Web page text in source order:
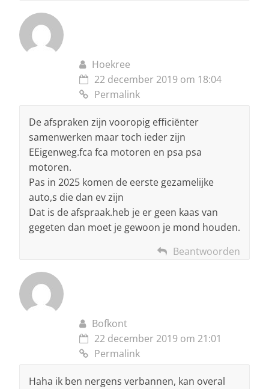
Hoekree
22 december 2019 om 18:04
Permalink
De afspraken zijn vooropig efficiënter
samenwerken maar toch ieder zijn
EEigenweg.fca fca motoren en psa psa
motoren.
Pas in 2025 komen de eerste gezamelijke
auto,s die dan ev zijn
Dat is de afspraak.heb je er geen kaas van
gegeten dan moet je gewoon je mond houden.
Beantwoorden
Bofkont
22 december 2019 om 21:01
Permalink
Haha ik ben nergens verbannen, kan overal